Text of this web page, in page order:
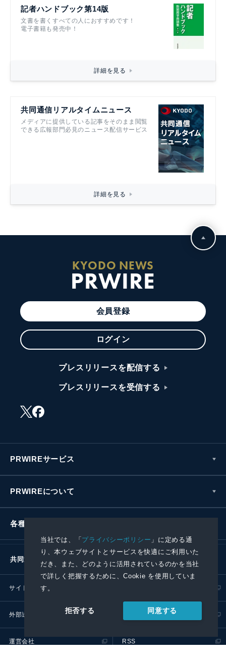
当社では、「プライバシーポリシー 」に定める通
り、本ウェブサイトとサービスを快適にご利用いた
だき、また、どのように活用されているのかを当社
で詳しく把握するために、Cookie を使用していま
す。
拒否する 同意する
記者ハンドブック第14版
文書を書くすべての人におすすめです！
電子書籍も発売中！
詳細を見る
共同通信リアルタイムニュース
メディアに提供している記事をそのまま閲覧
できる広報部門必見のニュース配信サービス
詳細を見る
KYODO NEWS
PRWIRE
会員登録
ログイン
プレスリリースを配信する
プレスリリースを受信する
PRWIREサービス
PRWIREについて
各種お問い合わせ
共同通信社グループ
サイトポリシー
外部送信ポリシー プレスリリース取扱基準
運営会社 RSS